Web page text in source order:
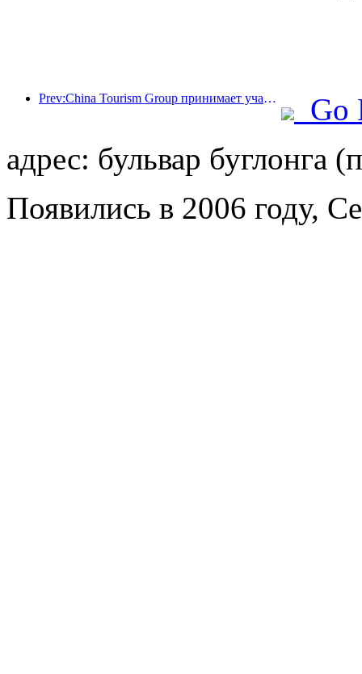
Prev:China Tourism Group принимает участие в Китайской международной импортной выставке уже восемь лет подряд, подписав контракты на сумму более 1 млрд долларов США.
Go
адрес: бульвар буглонга
Появились в 2006 году,